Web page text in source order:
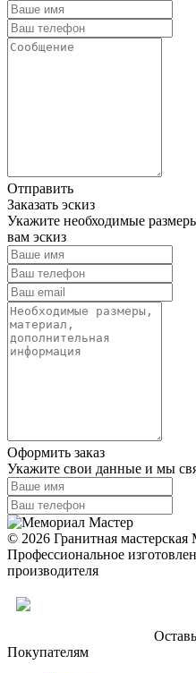
Отправить
Заказать эскиз
Укажите необходимые
вам эскиз
Оформить заказ
Укажите свои данные и мы
© 2026 Гранитная
Профессиональное
производителя
Покупателям